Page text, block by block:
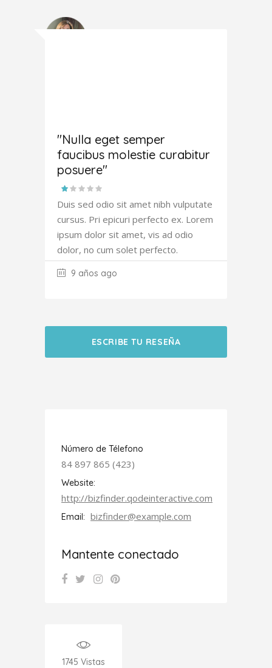
"Nulla eget semper
faucibus molestie curabitur
posuere"
Duis sed odio sit amet nibh vulputate
cursus. Pri epicuri perfecto ex. Lorem
ipsum dolor sit amet, vis ad odio
dolor, no cum solet perfecto.
9 años ago
ESCRIBE TU RESEÑA
Número de Télefono
84 897 865 (423)
Website:
http://bizfinder.qodeinteractive.com
Email: bizfinder@example.com
Mantente conectado
1745 Vistas